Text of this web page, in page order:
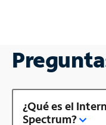
¿Qué es el
Spectrum?